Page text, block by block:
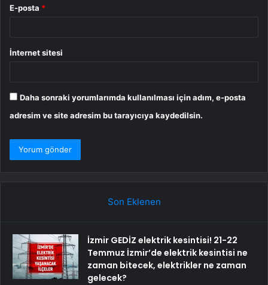
E-posta *
İnternet sitesi
Daha sonraki yorumlarımda kullanılması için adım, e-posta
adresim ve site adresim bu tarayıcıya kaydedilsin.
Son Eklenen
İzmir GEDİZ elektrik kesintisi! 21-22
Temmuz İzmir’de elektrik kesintisi ne
zaman bitecek, elektrikler ne zaman
gelecek?